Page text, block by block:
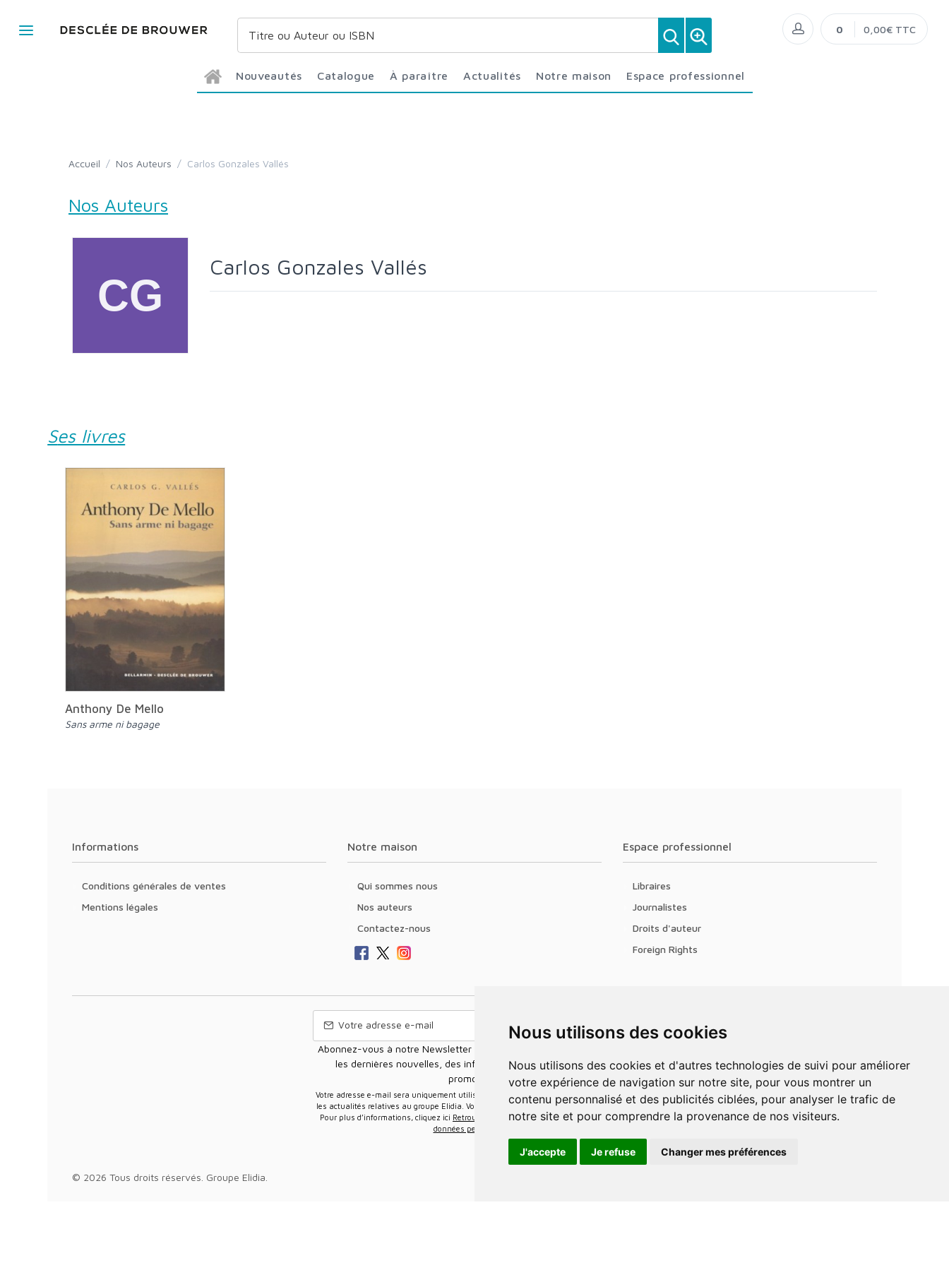
Nous utilisons des cookies
Nous utilisons des cookies et d'autres technologies de suivi pour améliorer
votre expérience de navigation sur notre site, pour vous montrer un
contenu personnalisé et des publicités ciblées, pour analyser le trafic de
notre site et pour comprendre la provenance de nos visiteurs.
J'accepte Je refuse Changer mes préférences
Nouveautés Catalogue À paraître Actualités Notre maison Espace professionnel
0 0,00€ TTC
Accueil / Nos Auteurs / Carlos Gonzales Vallés
Nos Auteurs
Carlos Gonzales Vallés
Ses livres
Anthony De Mello
Sans arme ni bagage
Informations
Conditions générales de ventes
Mentions légales
Notre maison
Qui sommes nous
Nos auteurs
Contactez-nous
Espace professionnel
Libraires
Journalistes
Droits d'auteur
Foreign Rights
Abonnez-vous à notre Newsletter pour recevoir nos nouvelles offres,
les dernières nouvelles, des informations sur les ventes et les
promotions.
Votre adresse e-mail sera uniquement utilisée pour vous envoyer des informations sur
les actualités relatives au groupe Elidia. Vous pouvez vous désinscrire à tout moment.
Pour plus d’informations, cliquez ici Retrouvez ici notre politique de protection de vos
données personnelles
© 2026 Tous droits réservés. Groupe Elidia